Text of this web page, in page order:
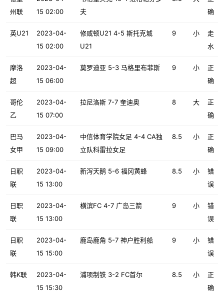
州联
15 02:00
夫
确
英U21
2023-04-
15 02:00
修咸顿U21 4-5 斯托克城
U21
9 小
走
水
摩洛
超
2023-04-
15 06:00
莫罗迪亚 5-3 马格里布菲斯 9 小
正
确
哥伦
乙
2023-04-
15 07:00
拉尼洛斯 7-7 奎迪奥 8 大
正
确
巴马
女甲
2023-04-
15 09:00
中信体育学院女足 4-4 CA独
立队科雷拉女足
8.5 小
正
确
日职
联
2023-04-
15 13:00
新泻天鹅 5-6 福冈黄蜂 8.5 小
错
误
日职
联
2023-04-
15 13:00
横滨FC 4-7 广岛三箭 9 小
错
误
日职
联
2023-04-
15 15:00
鹿岛鹿角 5-7 神户胜利船 9 小
错
误
韩K联
2023-04-
15 15:30
浦项制铁 3-2 FC首尔 8.5 小
正
确